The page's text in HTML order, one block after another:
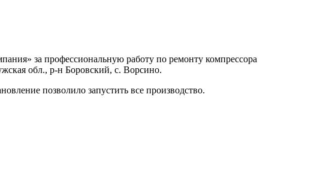
за профессиональную работу по ремонту компрессора
обл., р-н Боровский, с. Ворсино.
позволило запустить все производство.